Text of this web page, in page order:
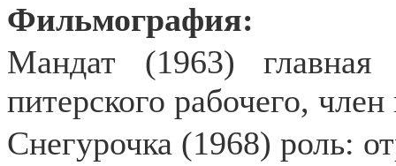
Фильмография:
Мандат (1963)
питерского рабочего,
Снегурочка (1968) роль: